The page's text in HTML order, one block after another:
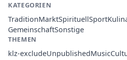
KATEGORIEN
TraditionMarktSpirituellSport
GemeinschaftSonstige
THEMEN
klz-excludeUnpublishedMusic